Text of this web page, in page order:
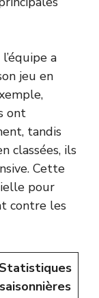
a
jeu en
ont
tandis
classées, ils
Cette
pour
contre les
Statistiques
saisonnières